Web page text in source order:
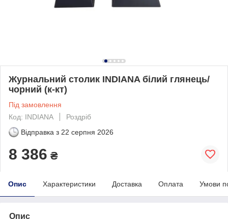
Журнальний столик INDIANA білий глянець/
чорний (к-кт)
Під замовлення
Код: INDIANA
Роздріб
Відправка з 22 серпня 2026
8 386 ₴
Опис Характеристики Доставка Оплата Умови
Опис